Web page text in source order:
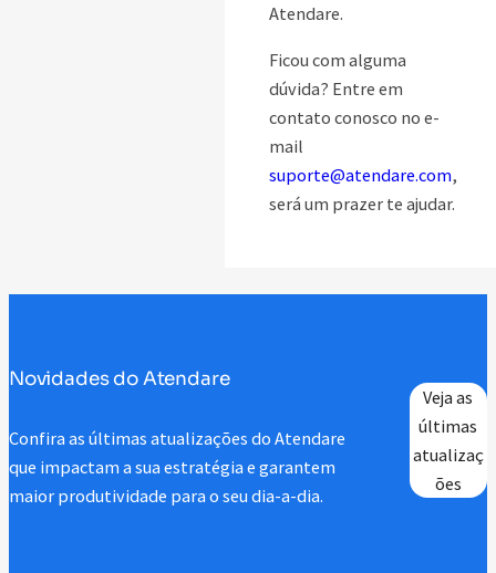
Atendare.
Ficou com alguma
dúvida? Entre em
contato conosco no e-
mail
suporte@atendare.com,
será um prazer te ajudar.
Novidades do Atendare
Confira as últimas atualizações do Atendare
que impactam a sua estratégia e garantem
maior produtividade para o seu dia-a-dia.
Veja as
últimas
atualizaç
ões